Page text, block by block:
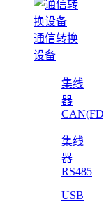
通信转换
设备
集线
器
集线
器
RS485
USB